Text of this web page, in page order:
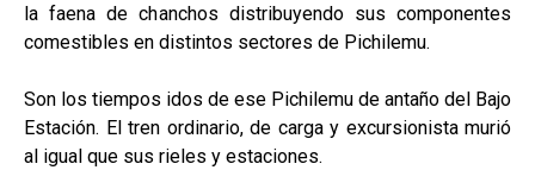
la faena de chanchos distribuyendo sus componentes
comestibles en distintos sectores de Pichilemu.
Son los tiempos idos de ese Pichilemu de antaño del Bajo
Estación. El tren ordinario, de carga y excursionista murió
al igual que sus rieles y estaciones.